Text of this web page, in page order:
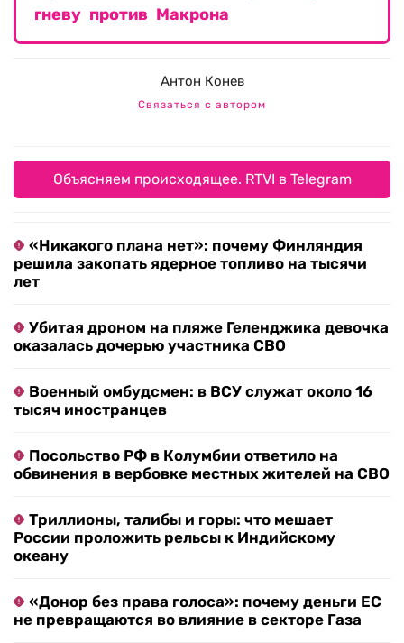
гневу против Макрона
Антон Конев
Связаться с автором
Объясняем происходящее. RTVI в Telegram
«Никакого плана нет»: почему Финляндия
решила закопать ядерное топливо на тысячи
лет
Убитая дроном на пляже Геленджика девочка
оказалась дочерью участника СВО
Военный омбудсмен: в ВСУ служат около 16
тысяч иностранцев
Посольство РФ в Колумбии ответило на
обвинения в вербовке местных жителей на СВО
Триллионы, талибы и горы: что мешает
России проложить рельсы к Индийскому
океану
«Донор без права голоса»: почему деньги ЕС
не превращаются во влияние в секторе Газа